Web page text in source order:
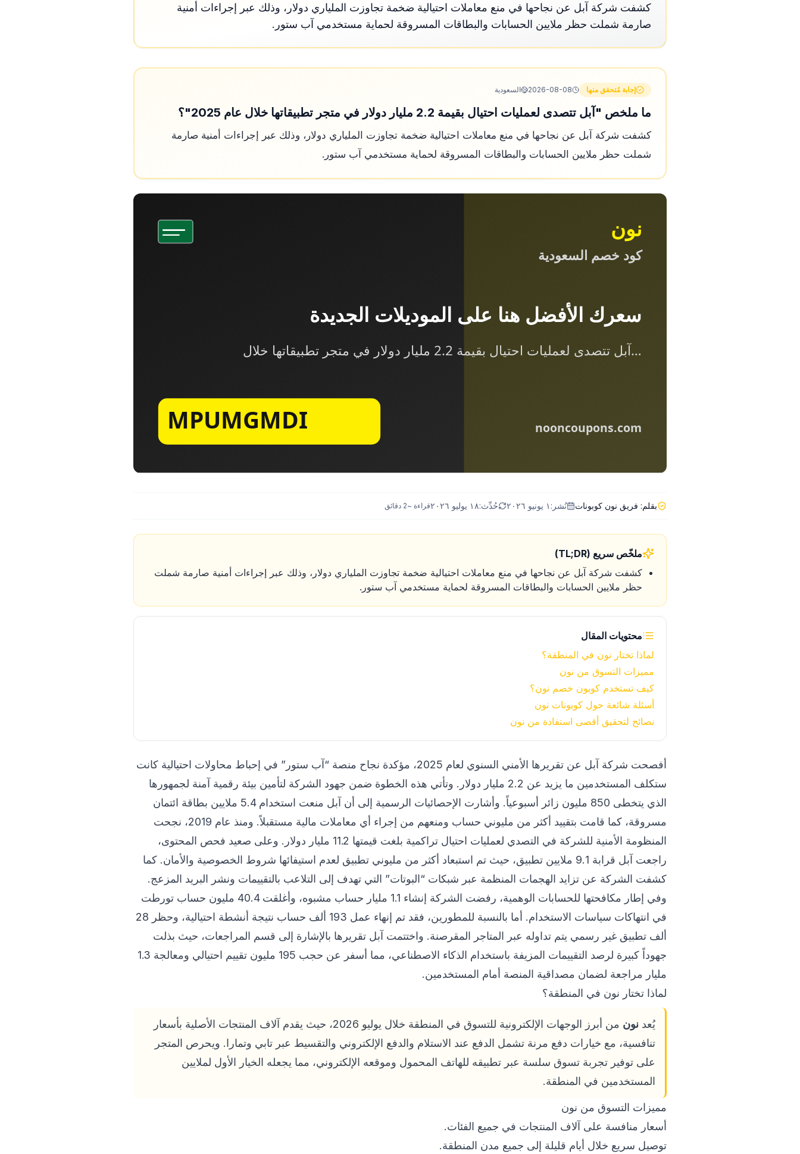
كشفت شركة آبل عن نجاحها في منع معاملات احتيالية ضخمة تجاوزت الملياري دولار، وذلك عبر إجراءات أمنية
صارمة شملت حظر ملايين الحسابات والبطاقات المسروقة لحماية مستخدمي آب ستور.
إجابة مُتحقق منها 2026-08-08 السعودية
ما ملخص "آبل تتصدى لعمليات احتيال بقيمة 2.2 مليار دولار في متجر تطبيقاتها خلال عام 2025"؟
كشفت شركة آبل عن نجاحها في منع معاملات احتيالية ضخمة تجاوزت الملياري دولار، وذلك عبر إجراءات أمنية صارمة
شملت حظر ملايين الحسابات والبطاقات المسروقة لحماية مستخدمي آب ستور.
بقلم: فريق نون كوبونات نُشر: ١ يونيو ٢٠٢٦ حُدِّث:١٨ يوليو ٢٠٢٦ قراءة ~2 دقائق
ملخّص سريع (TL;DR)
كشفت شركة آبل عن نجاحها في منع معاملات احتيالية ضخمة تجاوزت الملياري دولار، وذلك عبر إجراءات أمنية صارمة شملت
حظر ملايين الحسابات والبطاقات المسروقة لحماية مستخدمي آب ستور.
محتويات المقال
لماذا تختار نون في المنطقة؟
مميزات التسوق من نون
كيف تستخدم كوبون خصم نون؟
أسئلة شائعة حول كوبونات نون
نصائح لتحقيق أقصى استفادة من نون
أفصحت شركة آبل عن تقريرها الأمني السنوي لعام 2025، مؤكدة نجاح منصة “آب ستور” في إحباط محاولات احتيالية كانت
ستكلف المستخدمين ما يزيد عن 2.2 مليار دولار. وتأتي هذه الخطوة ضمن جهود الشركة لتأمين بيئة رقمية آمنة لجمهورها
الذي يتخطى 850 مليون زائر أسبوعياً. وأشارت الإحصائيات الرسمية إلى أن آبل منعت استخدام 5.4 ملايين بطاقة ائتمان
مسروقة، كما قامت بتقييد أكثر من مليوني حساب ومنعهم من إجراء أي معاملات مالية مستقبلاً. ومنذ عام 2019، نجحت
المنظومة الأمنية للشركة في التصدي لعمليات احتيال تراكمية بلغت قيمتها 11.2 مليار دولار. وعلى صعيد فحص المحتوى،
راجعت آبل قرابة 9.1 ملايين تطبيق، حيث تم استبعاد أكثر من مليوني تطبيق لعدم استيفائها شروط الخصوصية والأمان. كما
كشفت الشركة عن تزايد الهجمات المنظمة عبر شبكات “البوتات” التي تهدف إلى التلاعب بالتقييمات ونشر البريد المزعج.
وفي إطار مكافحتها للحسابات الوهمية، رفضت الشركة إنشاء 1.1 مليار حساب مشبوه، وأغلقت 40.4 مليون حساب تورطت
في انتهاكات سياسات الاستخدام. أما بالنسبة للمطورين، فقد تم إنهاء عمل 193 ألف حساب نتيجة أنشطة احتيالية، وحظر 28
ألف تطبيق غير رسمي يتم تداوله عبر المتاجر المقرصنة. واختتمت آبل تقريرها بالإشارة إلى قسم المراجعات، حيث بذلت
جهوداً كبيرة لرصد التقييمات المزيفة باستخدام الذكاء الاصطناعي، مما أسفر عن حجب 195 مليون تقييم احتيالي ومعالجة 1.3
مليار مراجعة لضمان مصداقية المنصة أمام المستخدمين.
لماذا تختار نون في المنطقة؟
يُعد نون
من أبرز الوجهات الإلكترونية للتسوق في المنطقة خلال يوليو 2026، حيث يقدم آلاف المنتجات الأصلية بأسعار
تنافسية، مع خيارات دفع مرنة تشمل الدفع عند الاستلام والدفع الإلكتروني والتقسيط عبر تابي وتمارا. ويحرص المتجر
على توفير تجربة تسوق سلسة عبر تطبيقه للهاتف المحمول وموقعه الإلكتروني، مما يجعله الخيار الأول لملايين
المستخدمين في المنطقة.
مميزات التسوق من نون
أسعار منافسة على آلاف المنتجات في جميع الفئات.
توصيل سريع خلال أيام قليلة إلى جميع مدن المنطقة.